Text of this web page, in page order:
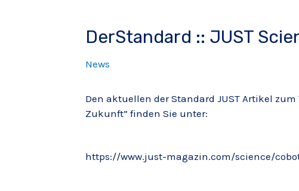
DerStandard :: JUST
News
Den aktuellen der Standard JUST Artikel zum
Zukunft” finden Sie unter:
https://www.just-magazin.com/science/